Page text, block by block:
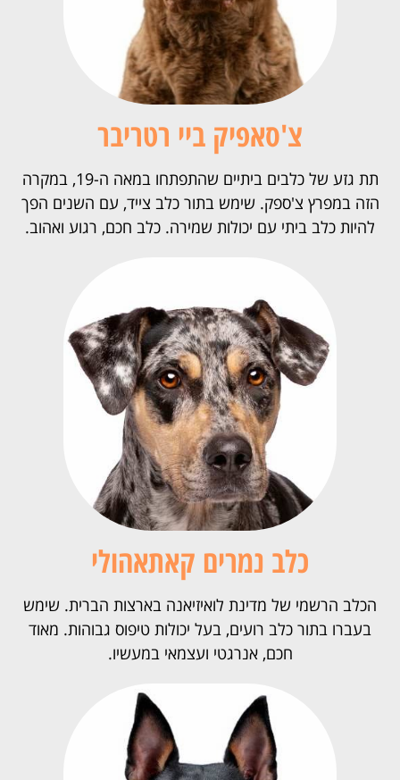
צ'סאפיק ביי רטריבר
תת גזע של כלבים ביתיים שהתפתחו במאה ה-19, במקרה
הזה במפרץ צ'ספק. שימש בתור כלב צייד, עם השנים הפך
להיות כלב ביתי עם יכולות שמירה. כלב חכם, רגוע ואהוב.
כלב נמרים קאתאהולי
הכלב הרשמי של מדינת לואיזיאנה בארצות הברית. שימש
בעברו בתור כלב רועים, בעל יכולות טיפוס גבוהות. מאוד
חכם, אנרגטי ועצמאי במעשיו.